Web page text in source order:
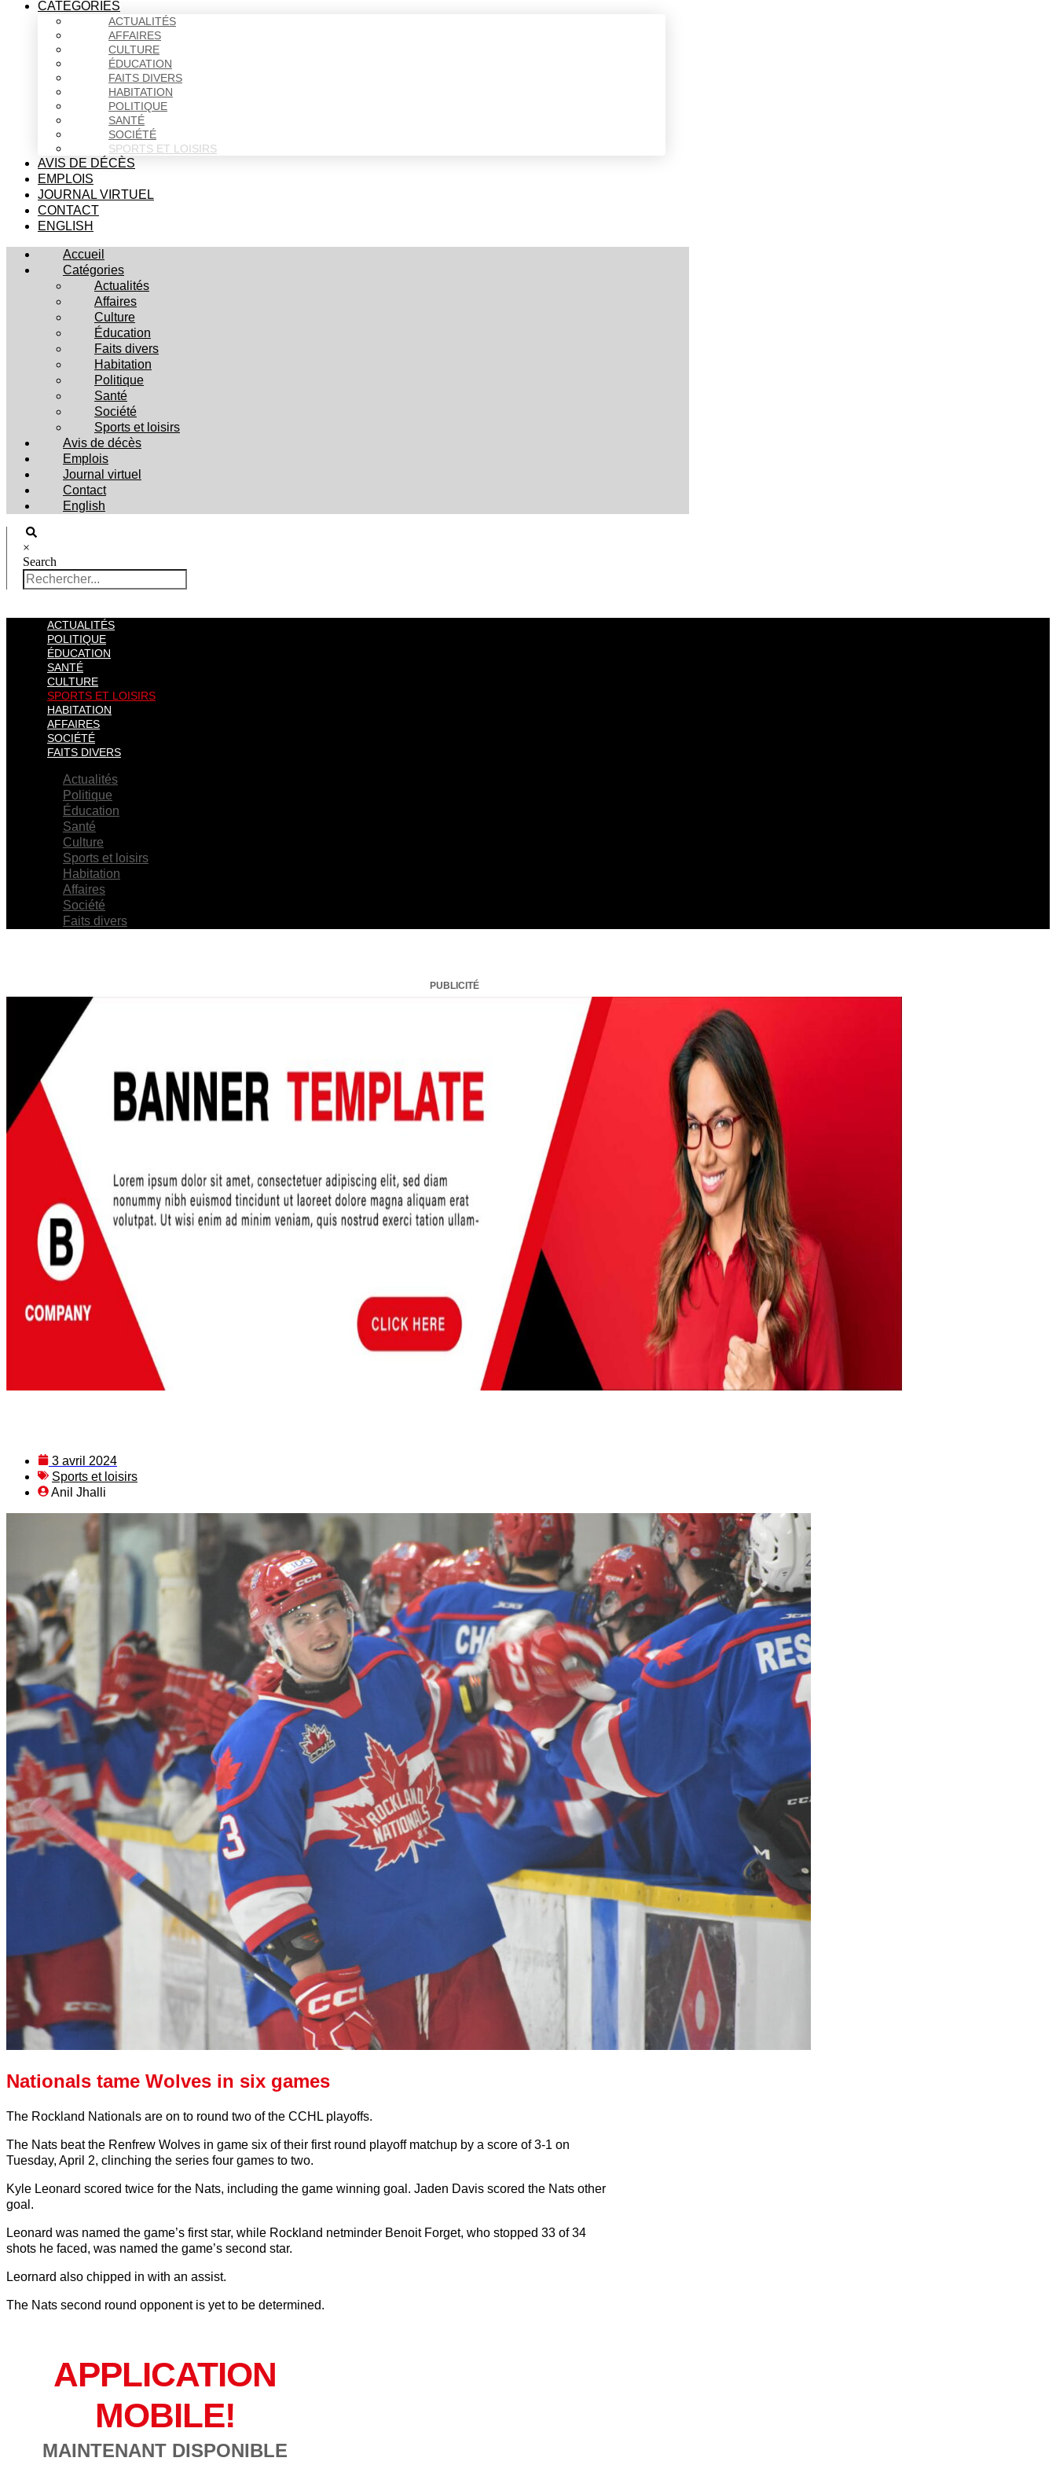
CATÉGORIES
ACTUALITÉS
AFFAIRES
CULTURE
ÉDUCATION
FAITS DIVERS
HABITATION
POLITIQUE
SANTÉ
SOCIÉTÉ
SPORTS ET LOISIRS
AVIS DE DÉCÈS
EMPLOIS
JOURNAL VIRTUEL
CONTACT
ENGLISH
Accueil
Catégories
Actualités
Affaires
Culture
Éducation
Faits divers
Habitation
Politique
Santé
Société
Sports et loisirs
Avis de décès
Emplois
Journal virtuel
Contact
English
×
Search
ACTUALITÉS
POLITIQUE
ÉDUCATION
SANTÉ
CULTURE
SPORTS ET LOISIRS
HABITATION
AFFAIRES
SOCIÉTÉ
FAITS DIVERS
Actualités
Politique
Éducation
Santé
Culture
Sports et loisirs
Habitation
Affaires
Société
Faits divers
PUBLICITÉ
3 avril 2024
Sports et loisirs
Anil Jhalli
Nationals tame Wolves in six games
The Rockland Nationals are on to round two of the CCHL playoffs.
The Nats beat the Renfrew Wolves in game six of their first round playoff matchup by a score of 3-1 on
Tuesday, April 2, clinching the series four games to two.
Kyle Leonard scored twice for the Nats, including the game winning goal. Jaden Davis scored the Nats other
goal.
Leonard was named the game’s first star, while Rockland netminder Benoit Forget, who stopped 33 of 34
shots he faced, was named the game’s second star.
Leornard also chipped in with an assist.
The Nats second round opponent is yet to be determined.
APPLICATION
MOBILE!
MAINTENANT DISPONIBLE